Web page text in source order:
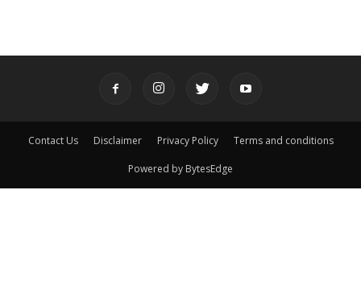
Contact Us Disclaimer Privacy Policy Terms and conditions
Powered by BytesEdge